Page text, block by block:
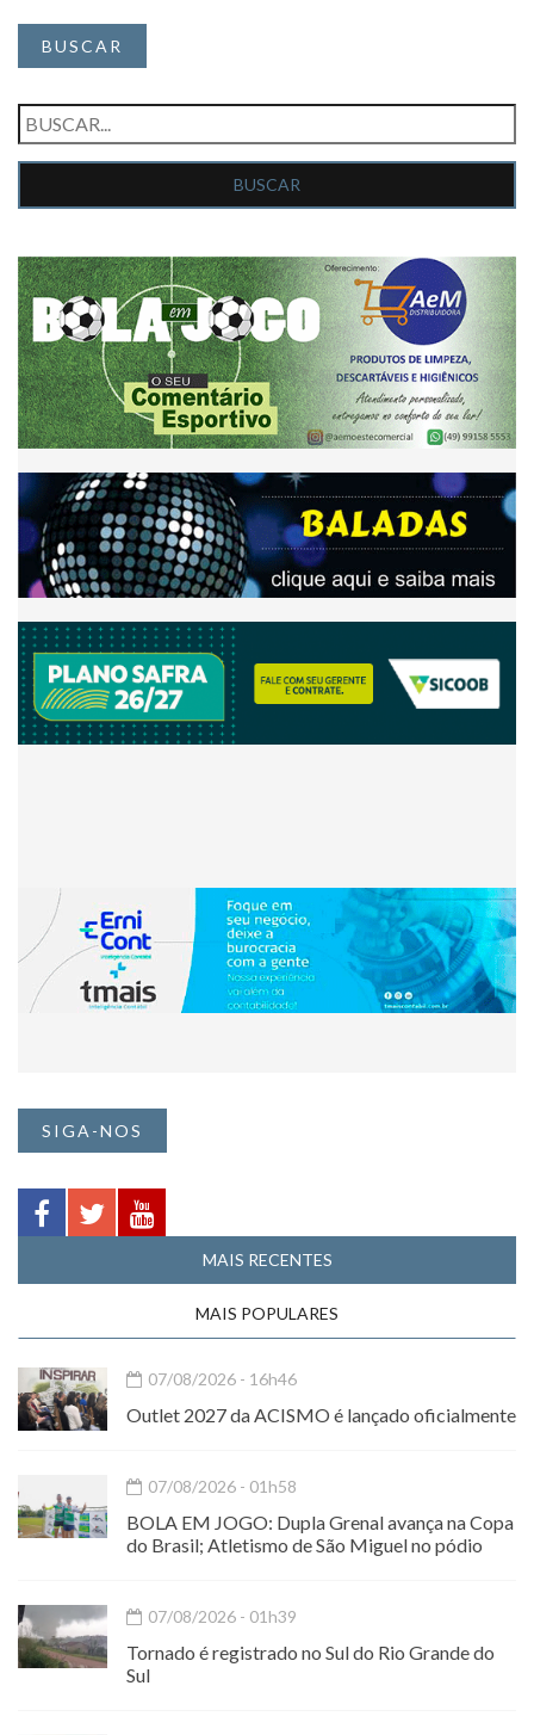
BUSCAR
SIGA-NOS
MAIS RECENTES
MAIS POPULARES
07/08/2026 - 16h46
Outlet 2027 da ACISMO é lançado oficialmente
07/08/2026 - 01h58
BOLA EM JOGO: Dupla Grenal avança na Copa
do Brasil; Atletismo de São Miguel no pódio
07/08/2026 - 01h39
Tornado é registrado no Sul do Rio Grande do
Sul